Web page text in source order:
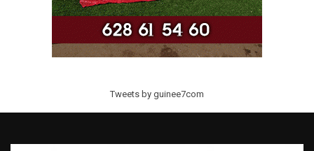
Tweets by guinee7com